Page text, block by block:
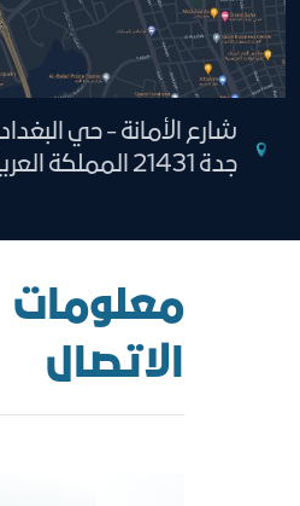
جدة 21431 المملكة العربية
معلومات
الاتصال